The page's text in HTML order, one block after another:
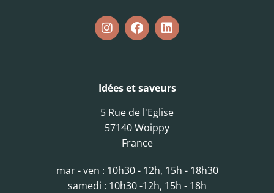
Idées et saveurs
5 Rue de l'Eglise
57140 Woippy
France
mar - ven : 10h30 - 12h, 15h - 18h30
samedi : 10h30 -12h, 15h - 18h